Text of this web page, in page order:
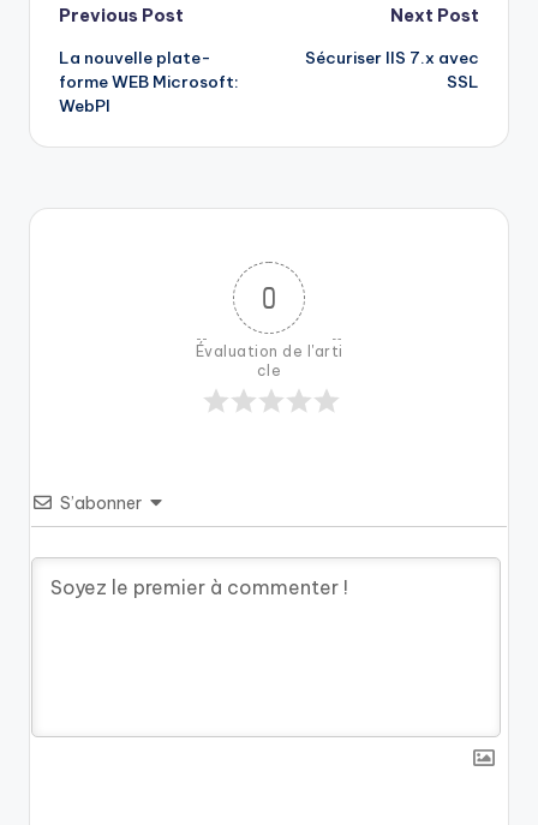
Post
navigation
Previous Post
La nouvelle plate-
forme WEB Microsoft:
WebPI
Next Post
Sécuriser IIS 7.x avec
SSL
0
Évaluation de l'arti
cle
S’abonner